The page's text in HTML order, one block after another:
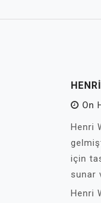
On
Henri
için
sunar
Henri